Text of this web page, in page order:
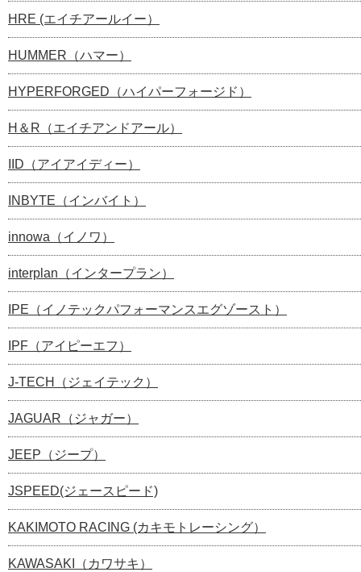
HRE (エイチアールイー）
HUMMER（ハマー）
HYPERFORGED（ハイパーフォージド）
H＆R（エイチアンドアール）
IID（アイアイディー）
INBYTE（インバイト）
innowa（イノワ）
interplan（インタープラン）
IPE（イノテックパフォーマンスエグゾースト）
IPF（アイピーエフ）
J-TECH（ジェイテック）
JAGUAR（ジャガー）
JEEP（ジープ）
JSPEED(ジェースピード)
KAKIMOTO RACING (カキモトレーシング）
KAWASAKI（カワサキ）